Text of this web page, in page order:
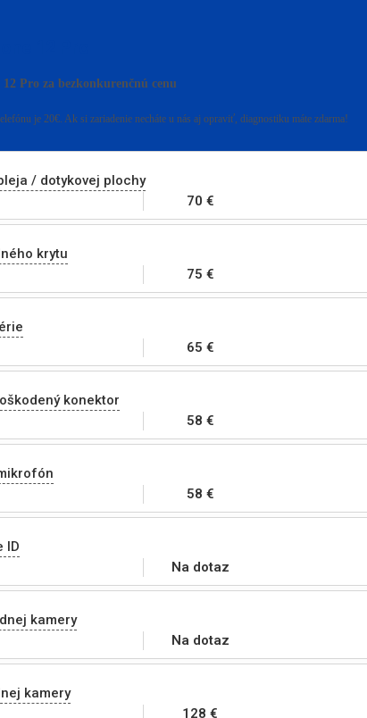
Pro za bezkonkurenčnú cenu
je 20€. Ak si zariadenie necháte u nás aj opraviť, diagnostiku máte zdarma!
/ dotykovej plochy
70 €
krytu
75 €
65 €
konektor
58 €
58 €
ID
Na dotaz
kamery
Na dotaz
kamery
128 €